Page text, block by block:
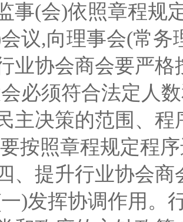
事(会)依照章程规
议,向理事会(常务
业协会商会要严
必须符合法定人
主决策的范围、
按照章程规定程
提升行业协会商
挥协调作用。行